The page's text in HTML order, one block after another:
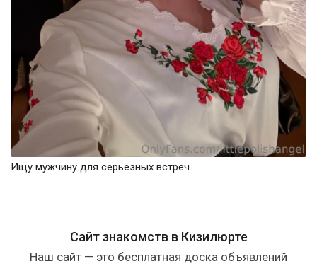
Ищу мужчину для серьёзных встреч
Сайт знакомств в Кизилюрте
Наш сайт — это бесплатная доска объявлений